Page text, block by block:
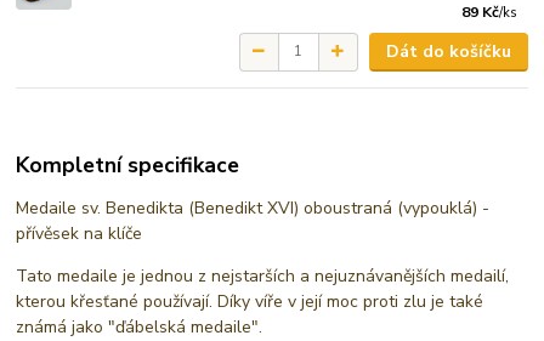
89 Kč/ks
Dát do košíčku
Kompletní specifikace
Medaile sv. Benedikta (Benedikt XVI) oboustraná (vypouklá) -
přívěsek na klíče
Tato medaile je jednou z nejstarších a nejuznávanějších medailí,
kterou křesťané používají. Díky víře v její moc proti zlu je také
známá jako "ďábelská medaile".